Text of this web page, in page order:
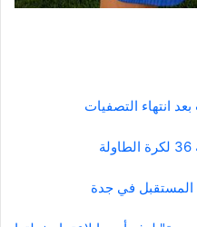
انتهاء التصفيات
المستقبل في جدة